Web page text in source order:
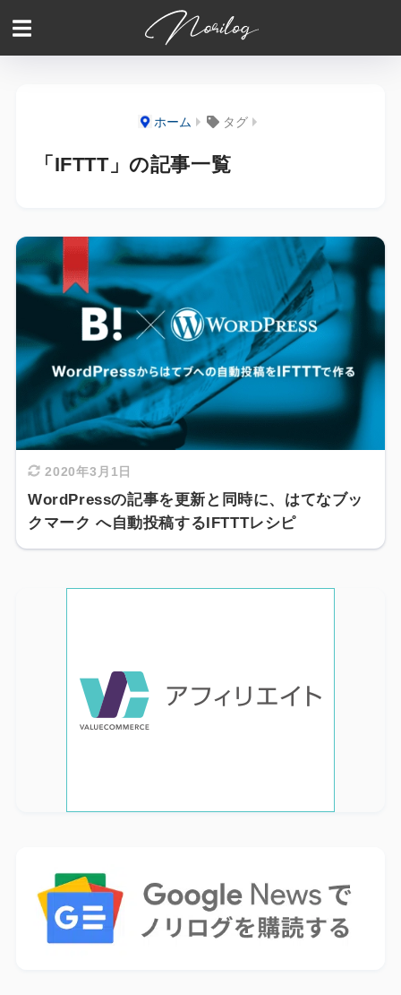
ホーム タグ
「IFTTT」の記事一覧
2020年3月1日
WordPressの記事を更新と同時に、はてなブッ
クマーク へ自動投稿するIFTTTレシピ